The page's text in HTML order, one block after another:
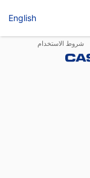
English
شروط الاستخدام